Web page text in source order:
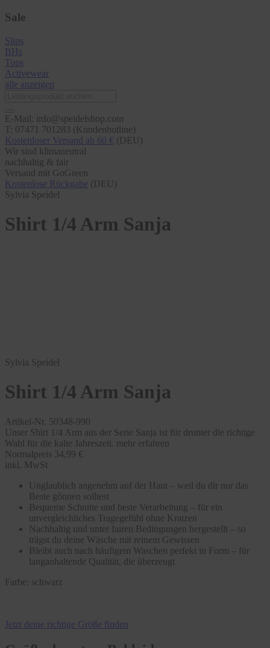
Sale
Slips
BHs
Tops
Activewear
alle anzeigen
E-Mail: info@speidelshop.com
T: 07471 701283 (Kundenhotline)
Kostenloser Versand ab 60 € (DEU)
Wir sind klimaneutral
nachhaltig & fair
Versand mit GoGreen
Kostenlose Rückgabe (DEU)
Sylvia Speidel
Shirt 1/4 Arm Sanja
Sylvia Speidel
Shirt 1/4 Arm Sanja
Artikel-Nr. 50348-990
Unser Shirt 1/4 Arm aus der Serie Sanja ist für drunter die richtige
Wahl für die kalte Jahreszeit. mehr erfahren
Normalpreis 34,99 €
inkl. MwSt
Unglaublich angenehm auf der Haut – weil du dir nur das
Beste gönnen solltest
Bequeme Schnitte und beste Verarbeitung – für ein
unvergleichliches Tragegefühl ohne Kratzen
Nachhaltig und unter fairen Bedingungen hergestellt – so
trägst du deine Wäsche mit reinem Gewissen
Bleibt auch nach häufigem Waschen perfekt in Form – für
langanhaltende Qualität, die überzeugt
Farbe: schwarz
Jetzt deine richtige Größe finden